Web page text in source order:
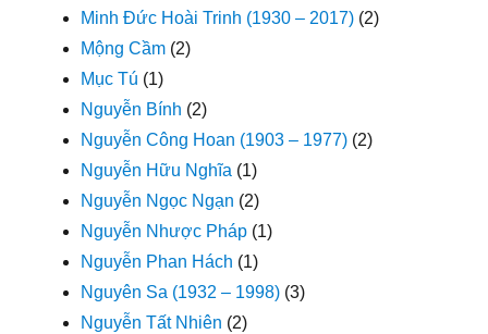
Minh Đức Hoài Trinh (1930 – 2017) (2)
Mộng Cầm (2)
Mục Tú (1)
Nguyễn Bính (2)
Nguyễn Công Hoan (1903 – 1977) (2)
Nguyễn Hữu Nghĩa (1)
Nguyễn Ngọc Ngạn (2)
Nguyễn Nhược Pháp (1)
Nguyễn Phan Hách (1)
Nguyên Sa (1932 – 1998) (3)
Nguyễn Tất Nhiên (2)